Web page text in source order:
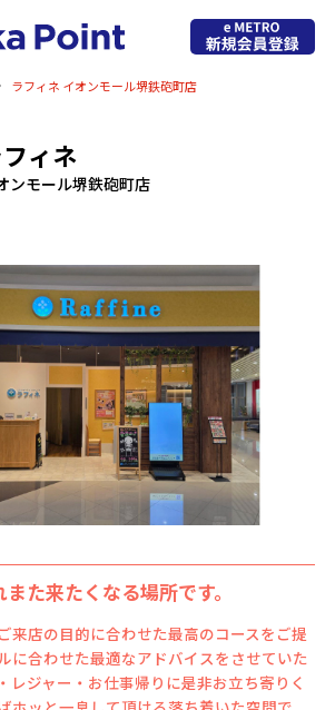
ラフィネ イオンモール堺鉄砲町店
ィネ
ンモール堺鉄砲町店
た来たくなる場所です。
来店の目的に合わせた最高のコースをご提
に合わせた最適なアドバイスをさせていた
レジャー・お仕事帰りに是非お立ち寄りく